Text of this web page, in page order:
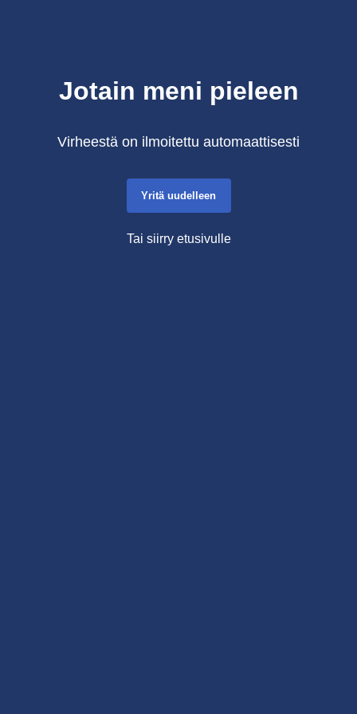
Jotain meni pieleen
Virheestä on ilmoitettu automaattisesti
Yritä uudelleen
Tai siirry etusivulle